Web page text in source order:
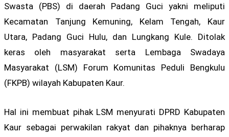
Swasta (PBS) di daerah Padang Guci yakni meliputi
Kecamatan Tanjung Kemuning, Kelam Tengah, Kaur
Utara, Padang Guci Hulu, dan Lungkang Kule. Ditolak
keras oleh masyarakat serta Lembaga Swadaya
Masyarakat (LSM) Forum Komunitas Peduli Bengkulu
(FKPB) wilayah Kabupaten Kaur.
Hal ini membuat pihak LSM menyurati DPRD Kabupaten
Kaur sebagai perwakilan rakyat dan pihaknya berharap